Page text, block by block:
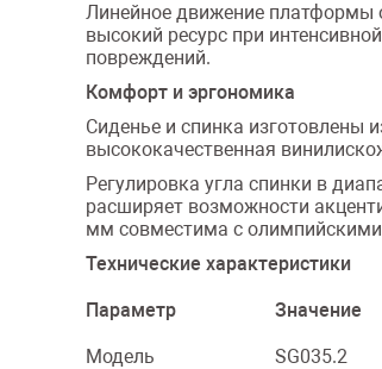
Линейное движение платформы
высокий ресурс при
повреждений.
Комфорт и эргономика
Сиденье и спинка
высококачественная
Регулировка угла спинки в
расширяет возможности
мм совместима с
Технические характеристики
Параметр Значение
Модель SG035.2